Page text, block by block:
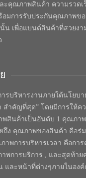
ะคุณภาพสินค้า ความรวดเ
อมการรับประกันคุณภาพข
นั้น เพื่อแบนด์สินค้าที่สวยง
รบริหารงานภายใต้นโยบ
สำคัญที่สุด” โดยมีการให้ค
สินค้าเป็นอันดับ 1 คุณภา
ถึง คุณภาพของสินค้า คือร่
าพการบริหารเวลา คือการ
าพการบริการ , และสุดท้า
และหน้าที่ต่างๆภายในองค์